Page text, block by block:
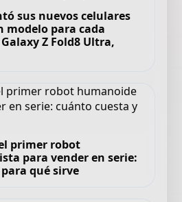
sus nuevos celulares
modelo para cada
Z Fold8 Ultra,
primer robot
para vender en serie:
qué sirve